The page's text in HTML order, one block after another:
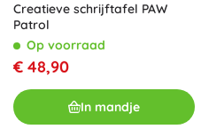
Creatieve schrijftafel PAW
Patrol
Op voorraad
€ 48,90
In mandje